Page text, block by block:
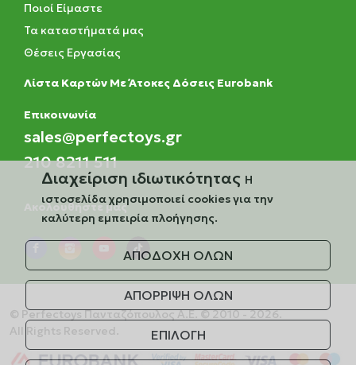
Ποιοί Είμαστε
Τα καταστήματά μας
Θέσεις Εργασίας
Λίστα Καρτών Με Άτοκες Δόσεις Eurobank
Eπικοινωνία
sales@perfectoys.gr
210 8211 511
Ακολουθήστε μας
© Perfectoys Πανταζόπουλος Α.Ε. © 2010 - 2026.
All Rights Reserved.
Διαχείριση ιδιωτικότητας Η
ιστοσελίδα χρησιμοποιεί cookies για την
καλύτερη εμπειρία πλοήγησης.
ΑΠΟΔΟΧΗ ΟΛΩΝ
ΑΠΟΡΡΙΨΗ ΟΛΩΝ
ΕΠΙΛΟΓΗ